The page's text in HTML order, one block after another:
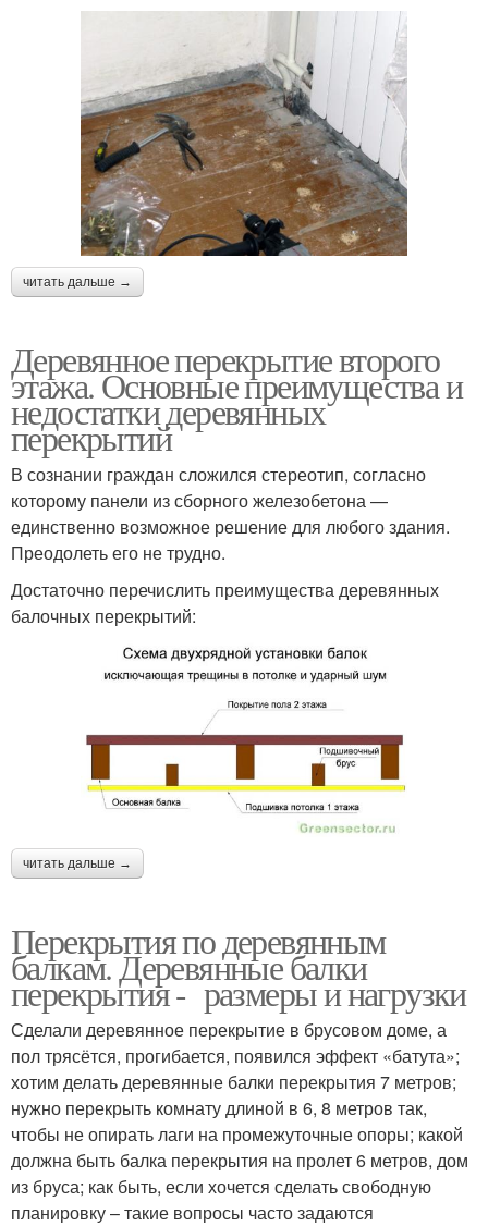
читать дальше →
Деревянное перекрытие второго
этажа. Основные преимущества и
недостатки деревянных
перекрытий
В сознании граждан сложился стереотип, согласно
которому панели из сборного железобетона —
единственно возможное решение для любого здания.
Преодолеть его не трудно.
Достаточно перечислить преимущества деревянных
балочных перекрытий:
читать дальше →
Перекрытия по деревянным
балкам. Деревянные балки
перекрытия - размеры и нагрузки
Сделали деревянное перекрытие в брусовом доме, а
пол трясётся, прогибается, появился эффект «батута»;
хотим делать деревянные балки перекрытия 7 метров;
нужно перекрыть комнату длиной в 6, 8 метров так,
чтобы не опирать лаги на промежуточные опоры; какой
должна быть балка перекрытия на пролет 6 метров, дом
из бруса; как быть, если хочется сделать свободную
планировку – такие вопросы часто задаются